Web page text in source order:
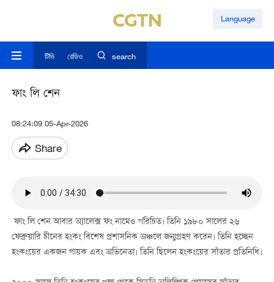
Language
টিভি রেডিও search
ফাং লি শেন
08:24:09 05-Apr-2026
Share
ফাং লি শেন আবার অ্যালেক্স ফং নামেও পরিচিত। তিনি ১৯৮০ সালের ২৬
ফেব্রুয়ারি চীনের হংকং বিশেষ প্রশাসনিক অঞ্চলে জন্মগ্রহণ করেন। তিনি হচ্ছেন
হংকংয়ের একজন গায়ক এবং অভিনেতা। তিনি ছিলেন হংকংয়ের সাঁতার প্রতিনিধি।